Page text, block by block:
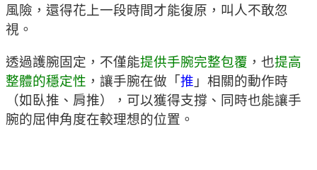
風險，還得花上一段時間才能復原，叫人不敢忽
視。
透過護腕固定，不僅能提供手腕完整包覆 ，也提高
整體的穩定性 ，讓手腕在做「推 」相關的動作時
（如臥推、肩推），可以獲得支撐、同時也能讓手
腕的屈伸角度在較理想的位置。